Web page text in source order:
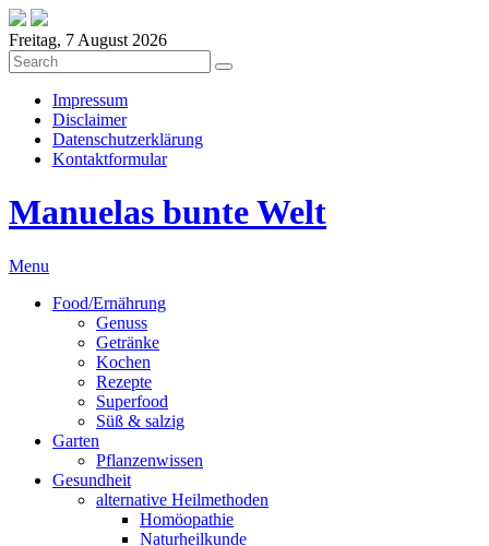
Freitag, 7 August 2026
Impressum
Disclaimer
Datenschutzerklärung
Kontaktformular
Manuelas bunte Welt
Menu
Food/Ernährung
Genuss
Getränke
Kochen
Rezepte
Superfood
Süß & salzig
Garten
Pflanzenwissen
Gesundheit
alternative Heilmethoden
Homöopathie
Naturheilkunde